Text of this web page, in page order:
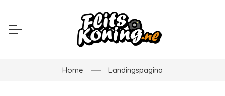
Home Landingspagina